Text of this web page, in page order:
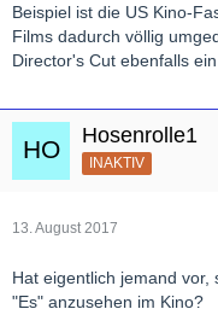
Beispiel ist die US Kino-
Films dadurch völlig
Director's Cut ebenfalls
Hosenrolle1
INAKTIV
13. August 2017
Hat eigentlich jemand
"Es" anzusehen im Kino?